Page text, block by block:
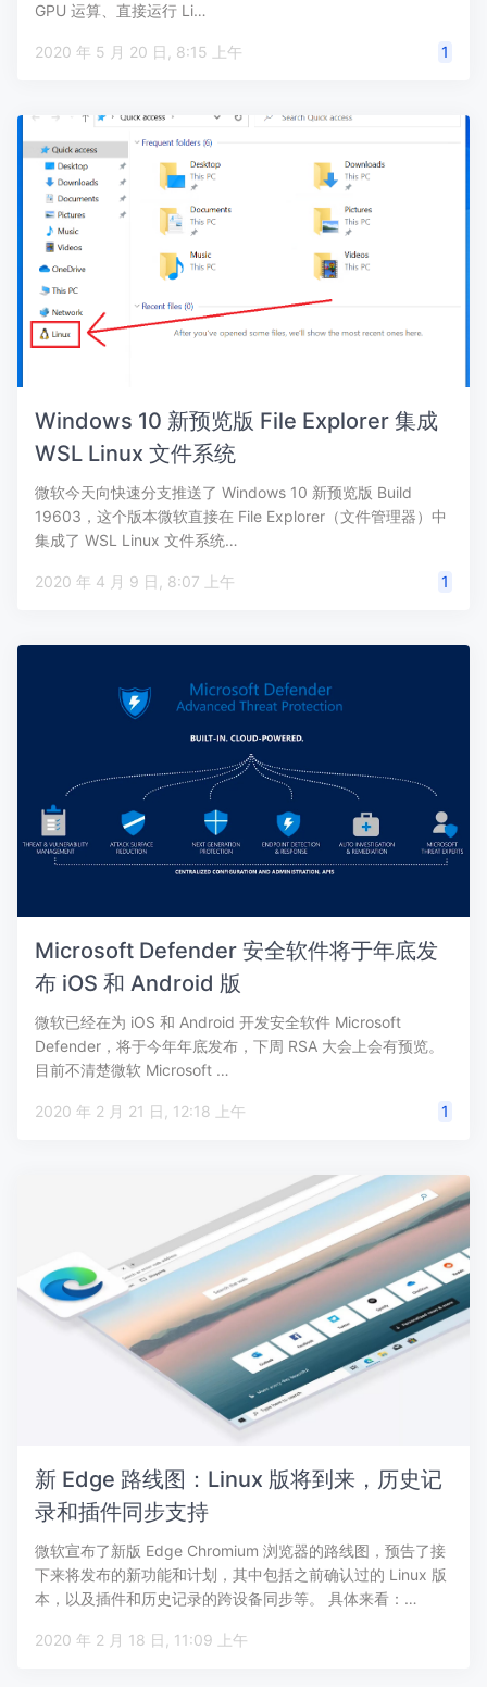
GPU 运算、直接运行 Li…
2020 年 5 月 20 日, 8:15 上午 1
Windows 10 新预览版 File Explorer 集成
WSL Linux 文件系统
微软今天向快速分支推送了 Windows 10 新预览版 Build
19603，这个版本微软直接在 File Explorer（文件管理器）中
集成了 WSL Linux 文件系统…
2020 年 4 月 9 日, 8:07 上午 1
Microsoft Defender 安全软件将于年底发
布 iOS 和 Android 版
微软已经在为 iOS 和 Android 开发安全软件 Microsoft
Defender，将于今年年底发布，下周 RSA 大会上会有预览。
目前不清楚微软 Microsoft …
2020 年 2 月 21 日, 12:18 上午 1
新 Edge 路线图：Linux 版将到来，历史记
录和插件同步支持
微软宣布了新版 Edge Chromium 浏览器的路线图，预告了接
下来将发布的新功能和计划，其中包括之前确认过的 Linux 版
本，以及插件和历史记录的跨设备同步等。 具体来看：…
2020 年 2 月 18 日, 11:09 上午